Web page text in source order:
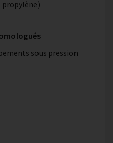
propylène)
sous pression